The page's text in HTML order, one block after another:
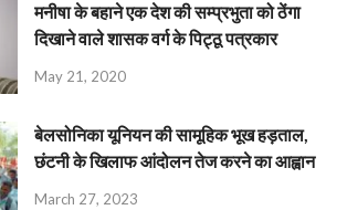
मनीषा के बहाने एक देश की सम्प्रभुता को ठेंगा
दिखाने वाले शासक वर्ग के पिट्ठू पत्रकार
May 21, 2020
बेलसोनिका यूनियन की सामूहिक भूख हड़ताल,
छंटनी के खिलाफ आंदोलन तेज करने का आह्वान
March 27, 2023